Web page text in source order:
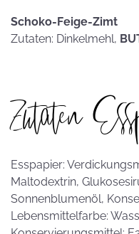
Schoko-Feige-Zimt
Zutaten: Dinkelmehl,
Zutaten
Esspapier:
Maltodextrin,
Sonnenblumenöl,
Lebensmittelfarbe: